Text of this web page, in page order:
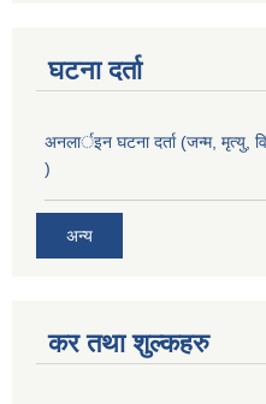
घटना दर्ता
अनलार्इन घटना दर्ता (जन्म, मृत्यु,
)
अन्य
कर तथा शुल्कहरु